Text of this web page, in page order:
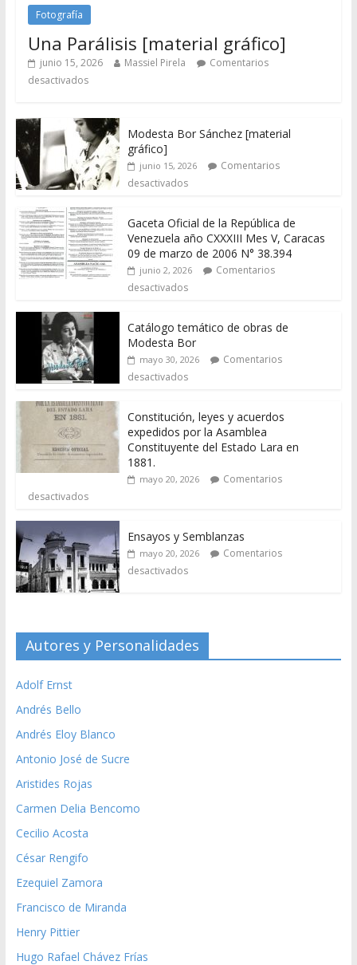
Fotografía
Una Parálisis [material gráfico]
junio 15, 2026 Massiel Pirela
Comentarios
desactivados
Modesta Bor Sánchez [material
gráfico]
junio 15, 2026
Comentarios
desactivados
Gaceta Oficial de la República de
Venezuela año CXXXIII Mes V, Caracas
09 de marzo de 2006 N° 38.394
junio 2, 2026
Comentarios
desactivados
Catálogo temático de obras de
Modesta Bor
mayo 30, 2026
Comentarios
desactivados
Constitución, leyes y acuerdos
expedidos por la Asamblea
Constituyente del Estado Lara en
1881.
mayo 20, 2026
Comentarios
desactivados
Ensayos y Semblanzas
mayo 20, 2026
Comentarios
desactivados
Autores y Personalidades
Adolf Ernst
Andrés Bello
Andrés Eloy Blanco
Antonio José de Sucre
Aristides Rojas
Carmen Delia Bencomo
Cecilio Acosta
César Rengifo
Ezequiel Zamora
Francisco de Miranda
Henry Pittier
Hugo Rafael Chávez Frías